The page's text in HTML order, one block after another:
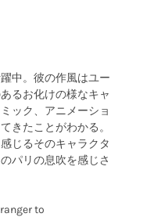
中。彼の作風はユー
るお化けの様なキャ
ック、アニメーショ
きたことがわかる。
じるそのキャラクタ
パリの息吹を感じさ
to